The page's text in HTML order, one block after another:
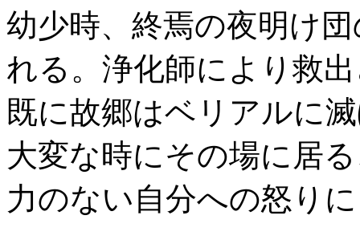
幼少時、終焉の夜明け
れる。浄化師により救
既に故郷はベリアルに
大変な時にその場に居
力のない自分への怒り